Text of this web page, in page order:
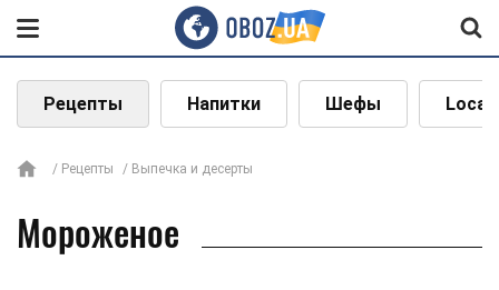
Рецепты Напитки Шефы Local
Рецепты Выпечка и десерты
Мороженое